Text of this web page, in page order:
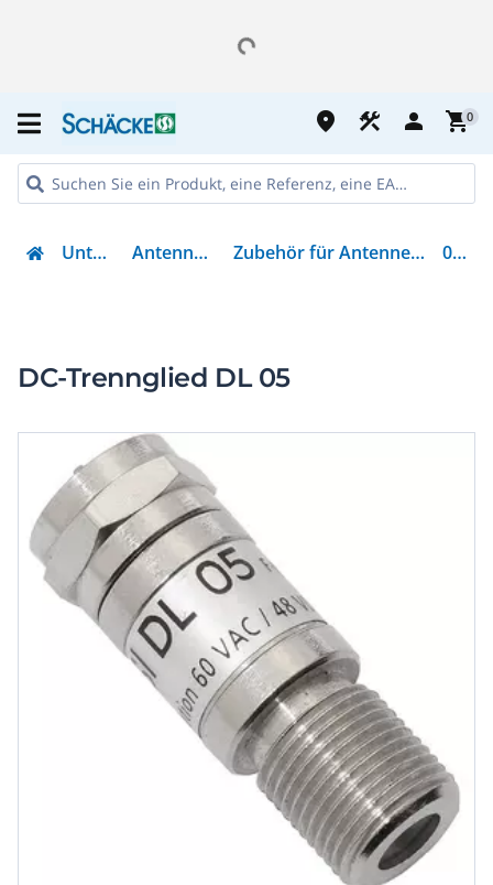
place construction person shopping_cart0
Unterhaltung Antennen - Zubehör Zubehör für Antennen und Satellitentechnik 001018
DC-Trennglied DL 05